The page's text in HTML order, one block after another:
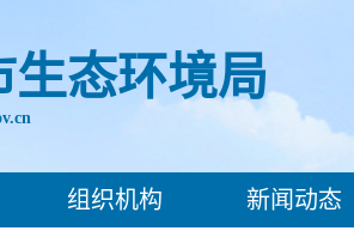
生态环境局
组织机构 新闻动态